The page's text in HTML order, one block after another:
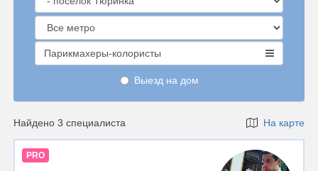
Парикмахеры-колористы
Выезд на дом
Найдено 3 специалиста На карте
PRO